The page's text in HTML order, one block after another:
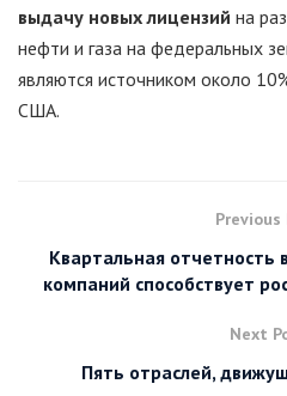
выдачу новых лицензий на
нефти и газа на федеральных
являются источником около
США.
Previous
Квартальная отчетность
компаний способствует
Next
Пять отраслей,